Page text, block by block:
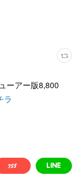
ーアー版8,800
ラ